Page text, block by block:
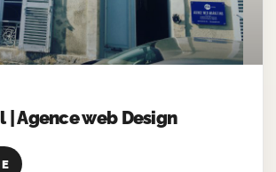
| Agence web Design